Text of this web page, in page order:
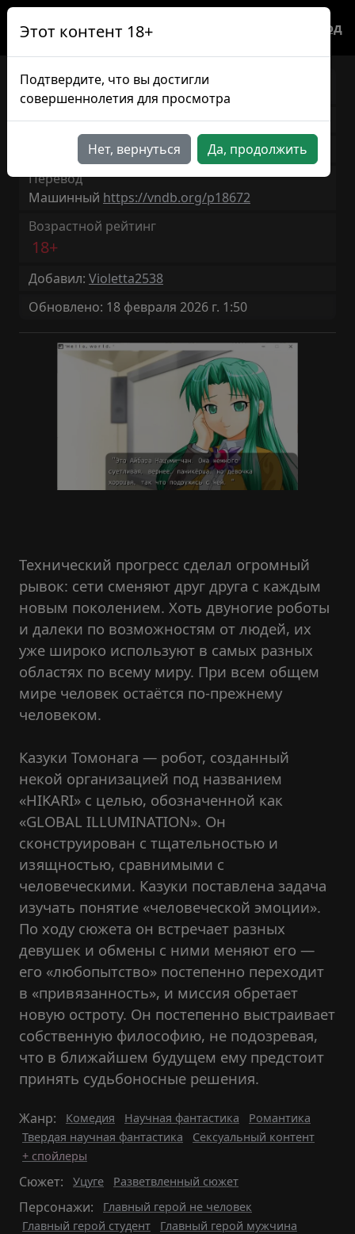
Вход
Этот контент 18+
Подтвердите, что вы достигли
совершеннолетия для просмотра
Нет, вернуться Да, продолжить
JP/RU"Hello, world."
Версия игры: 1.15
Продолжительность: ~71ч 15мин
Перевод
Машинный https://vndb.org/p18672
Возрастной рейтинг
18+
Добавил: Violetta2538
Обновлено: 18 февраля 2026 г. 1:50
Технический прогресс сделал огромный
рывок: сети сменяют друг друга с каждым
новым поколением. Хоть двуногие роботы
и далеки по возможностям от людей, их
уже широко используют в самых разных
областях по всему миру. При всем общем
мире человек остаётся по-прежнему
человеком.
Казуки Томонага — робот, созданный
некой организацией под названием
«HIKARI» с целью, обозначенной как
«GLOBAL ILLUMINATION». Он
сконструирован с тщательностью и
изящностью, сравнимыми с
человеческими. Казуки поставлена задача
изучать понятие «человеческой эмоции».
По ходу сюжета он встречает разных
девушек и обмены с ними меняют его —
его «любопытство» постепенно переходит
в «привязанность», и миссия обретает
новую остроту. Он постепенно выстраивает
собственную философию, не подозревая,
что в ближайшем будущем ему предстоит
принять судьбоносные решения.
Жанр: Комедия Научная фантастика
Романтика
Твердая научная фантастика
Сексуальный контент
+ спойлеры
Сюжет: Уцуге Разветвленный сюжет
Персонажи:
Главный герой не человек
Главный герой студент
Главный герой мужчина